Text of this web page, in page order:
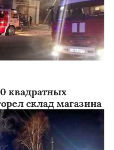
квадратных
склад магазина